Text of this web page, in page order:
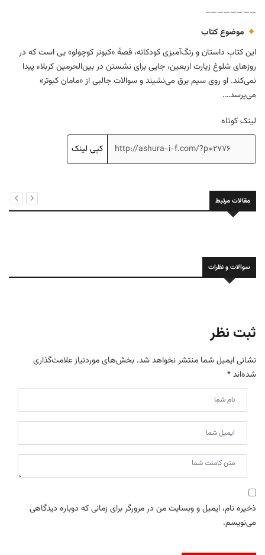
———————–
موضوع کتاب
این کتابِ داستان و رنگ‌آمیزی کودکانه، قصهٔ «کبوتر کوچولو» یی است که در
روزهای شلوغ زیارت اربعین، جایی برای نشستن در بین‌الحرمین کربلاء پیدا
نمی‌کند. او روی سیم برق می‌نشیند و سوالات جالبی از «مامان کبوتر»
می‌پرسد….
لینک کوتاه
کپی لینک
مقالات مرتبط
سوالات و نظرات
ثبت نظر
نشانی ایمیل شما منتشر نخواهد شد. بخش‌های موردنیاز علامت‌گذاری
شده‌اند*
ذخیره نام، ایمیل و وبسایت من در مرورگر برای زمانی که دوباره دیدگاهی
می‌نویسم.